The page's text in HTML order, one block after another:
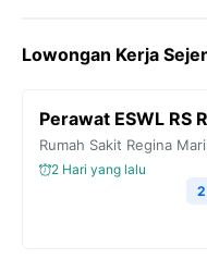
Lowongan Kerja
Perawat ESWL RS
Rumah Sakit Regina
2 Hari yang lalu